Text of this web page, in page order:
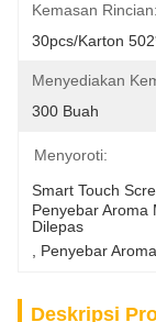
Kemasan Rincian:
30pcs/Karton
Menyediakan
300 Buah
Menyoroti:
Smart Touch
Penyebar Aroma
Dilepas
Penyebar
Deskripsi